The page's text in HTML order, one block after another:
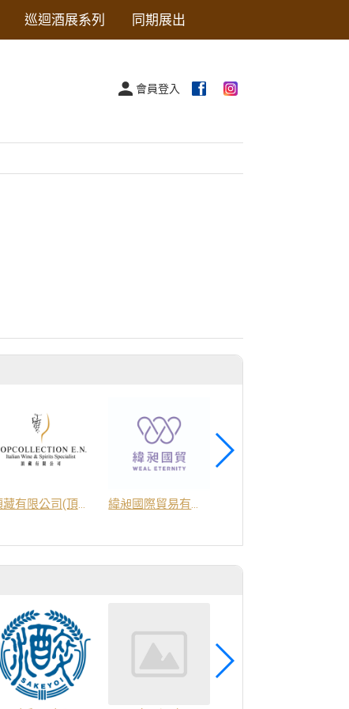
巡迴酒展系列 同期展出
會員登入
頂藏有限公司(頂藏葡萄酒) 緯昶國際貿易有限公司